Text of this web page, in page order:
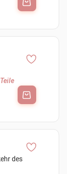
des